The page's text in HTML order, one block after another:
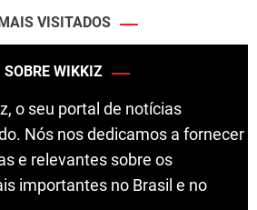
VISITADOS
SOBRE WIKKIZ
o seu portal de notícias
Nós nos dedicamos a fornecer
e relevantes sobre os
importantes no Brasil e no